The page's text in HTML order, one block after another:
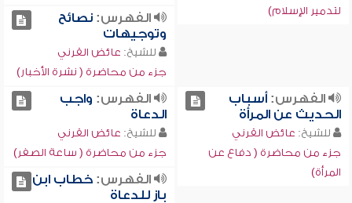
لتدمير الإسلام)
الفهرس:نصائح
وتوجيهات
للشيخ: عائض القرني
جزء من محاضرة ( نشرة الأخبار)
الفهرس:أسباب
الحديث عن المرأة
للشيخ: عائض القرني
جزء من محاضرة ( دفاع عن
المرأة)
الفهرس: واجب
الدعاة
للشيخ: عائض القرني
جزء من محاضرة ( ساعة الصفر)
الفهرس:خطاب ابن
باز للدعاة